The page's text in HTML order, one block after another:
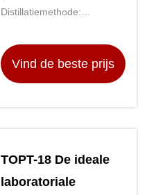
functies in onze
gemakkelijke
bediening
Distillatiemethode:
Vind de beste prijs
TOPT-18 De ideale
laboratoriale